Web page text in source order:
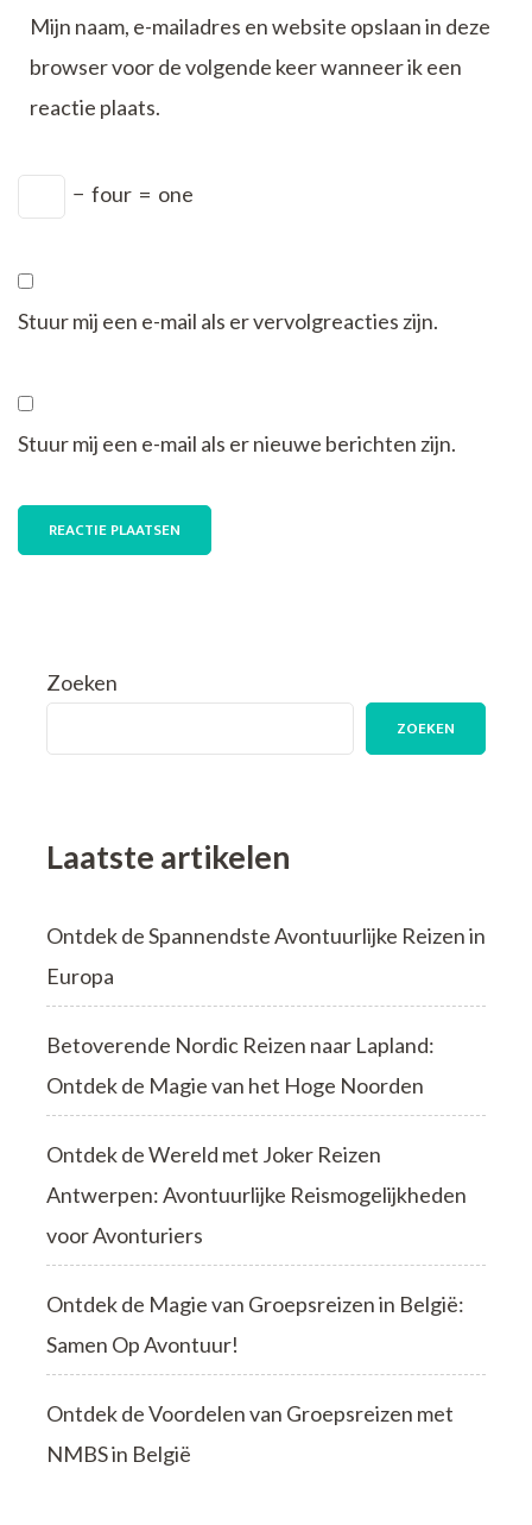
Mijn naam, e-mailadres en website opslaan in deze
browser voor de volgende keer wanneer ik een
reactie plaats.
− four = one
Stuur mij een e-mail als er vervolgreacties zijn.
Stuur mij een e-mail als er nieuwe berichten zijn.
Zoeken
ZOEKEN
Laatste artikelen
Ontdek de Spannendste Avontuurlijke Reizen in
Europa
Betoverende Nordic Reizen naar Lapland:
Ontdek de Magie van het Hoge Noorden
Ontdek de Wereld met Joker Reizen
Antwerpen: Avontuurlijke Reismogelijkheden
voor Avonturiers
Ontdek de Magie van Groepsreizen in België:
Samen Op Avontuur!
Ontdek de Voordelen van Groepsreizen met
NMBS in België